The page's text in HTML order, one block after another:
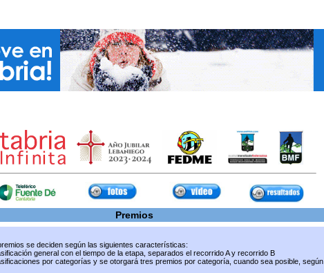
Premios
se deciden según las siguientes características:
general con el tiempo de la etapa, separados el recorrido A y recorrido B
por categorías y se otorgará tres premios por categoría, cuando sea posible, según